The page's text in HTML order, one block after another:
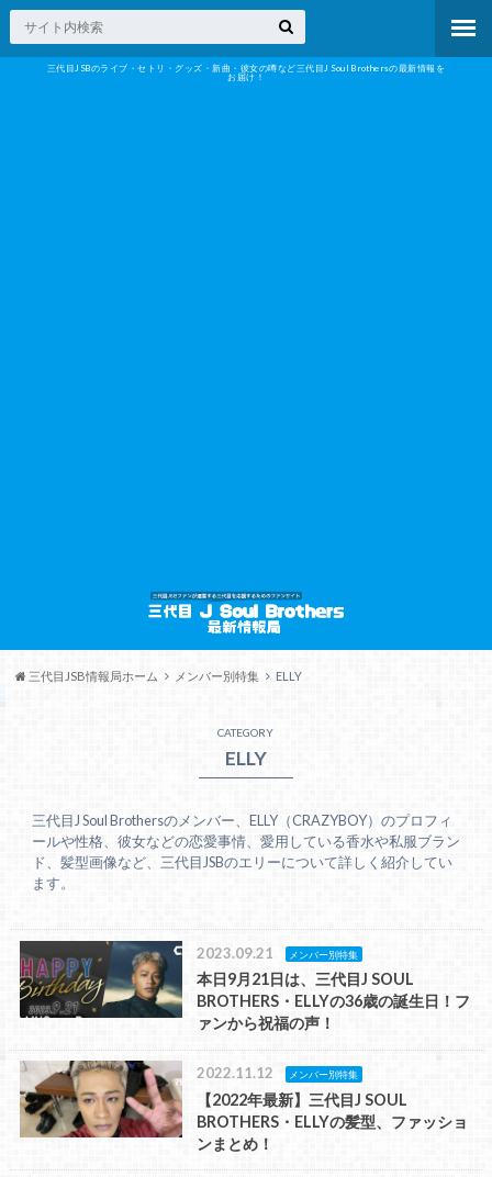
三代目JSBのライブ・セトリ・グッズ・新曲・彼女の噂など三代目J Soul Brothersの最新情報を
お届け！
三代目JSB情報局ホーム メンバー別特集 ELLY
CATEGORY
ELLY
三代目J Soul Brothersのメンバー、ELLY（CRAZYBOY）のプロフィ
ールや性格、彼女などの恋愛事情、愛用している香水や私服ブラン
ド、髪型画像など、三代目JSBのエリーについて詳しく紹介してい
ます。
2023.09.21 メンバー別特集
本日9月21日は、三代目J SOUL
BROTHERS・ELLYの36歳の誕生日！フ
ァンから祝福の声！
2022.11.12 メンバー別特集
【2022年最新】三代目J SOUL
BROTHERS・ELLYの髪型、ファッショ
ンまとめ！